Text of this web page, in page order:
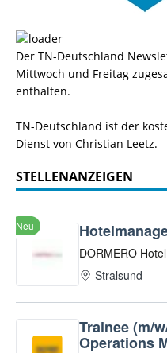
Der TN-Deutschland
Mittwoch und Freitag
enthalten.
TN-Deutschland ist der
Dienst von Christian Leetz.
STELLENANZEIGEN